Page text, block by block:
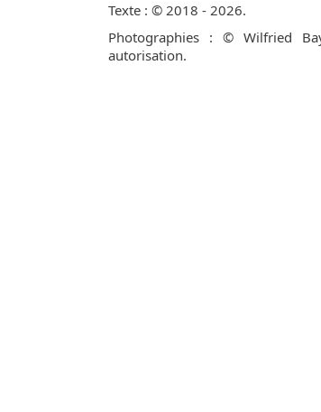
Texte : © 2018 - 2026.
Photographies : © Wilfried
autorisation.